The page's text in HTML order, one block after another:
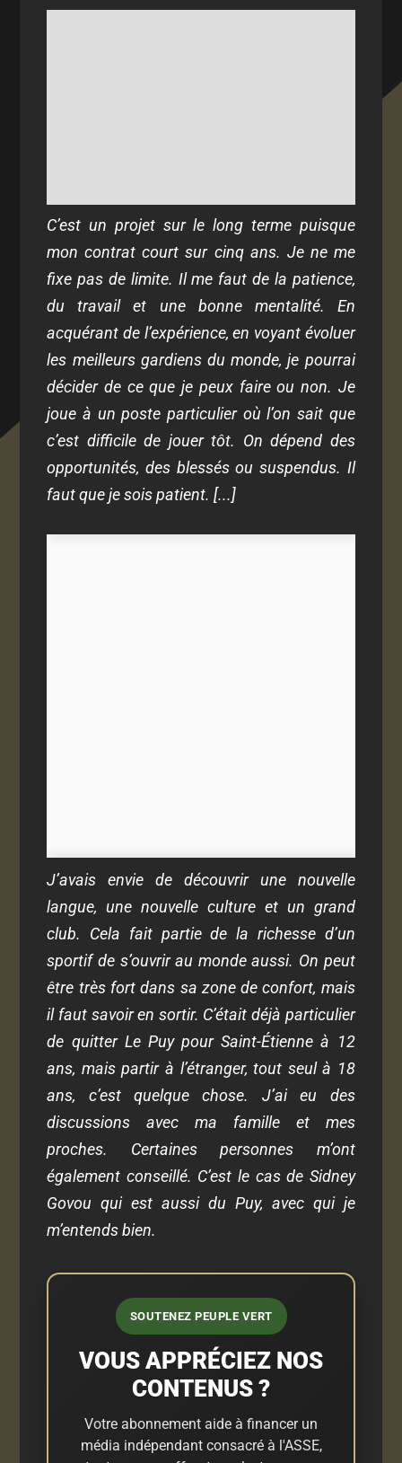
C’est un projet sur le long terme puisque
mon contrat court sur cinq ans. Je ne me
fixe pas de limite. Il me faut de la patience,
du travail et une bonne mentalité. En
acquérant de l’expérience, en voyant évoluer
les meilleurs gardiens du monde, je pourrai
décider de ce que je peux faire ou non. Je
joue à un poste particulier où l’on sait que
c’est difficile de jouer tôt. On dépend des
opportunités, des blessés ou suspendus. Il
faut que je sois patient. [...]
J’avais envie de découvrir une nouvelle
langue, une nouvelle culture et un grand
club. Cela fait partie de la richesse d’un
sportif de s’ouvrir au monde aussi. On peut
être très fort dans sa zone de confort, mais
il faut savoir en sortir. C’était déjà particulier
de quitter Le Puy pour Saint-Étienne à 12
ans, mais partir à l’étranger, tout seul à 18
ans, c’est quelque chose. J’ai eu des
discussions avec ma famille et mes
proches. Certaines personnes m’ont
également conseillé. C’est le cas de Sidney
Govou qui est aussi du Puy, avec qui je
m’entends bien.
SOUTENEZ PEUPLE VERT
VOUS APPRÉCIEZ NOS
CONTENUS ?
Votre abonnement aide à financer un
média indépendant consacré à l'ASSE,